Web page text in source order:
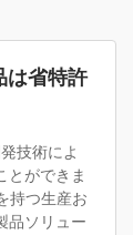
は省特許
技術によ
とができま
持つ生産お
品ソリュー